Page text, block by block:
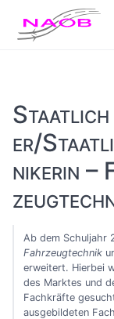
er/
niker­in –
Ab dem
Fahrzeugtechnik
erweitert. Hierbei
des Marktes und
Fachkräfte
ausgebildeten